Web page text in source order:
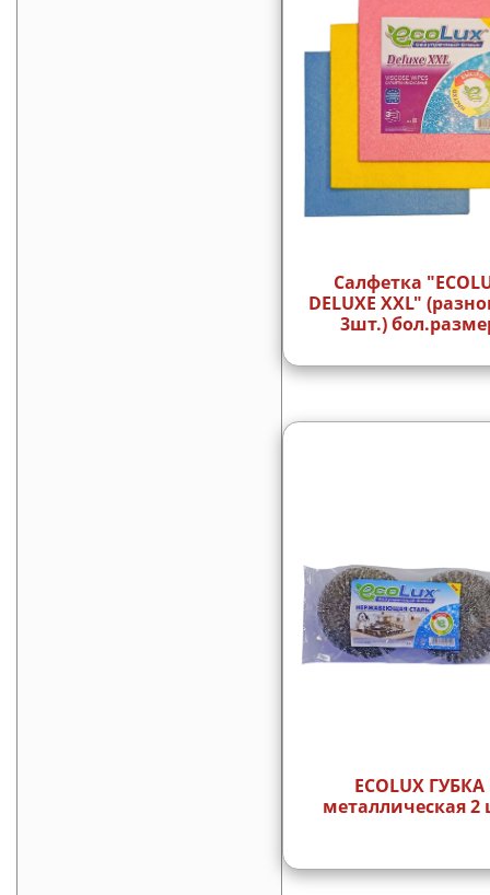
Салфетка
DELUXE XXL"
3шт.)
ECOLUX ГУБКА
металлическая 2